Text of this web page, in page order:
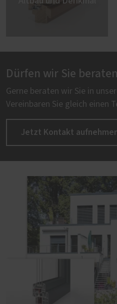
Dürfen wir Sie
Gerne beraten wir Sie in
Vereinbaren Sie gleich einen
Jetzt Kontakt